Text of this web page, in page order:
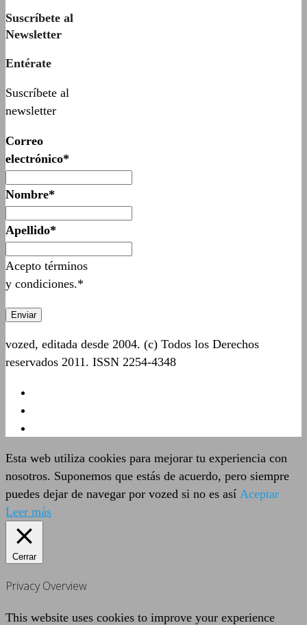
Suscríbete al
Newsletter
Entérate
Suscríbete al
newsletter
Correo
electrónico*
Nombre*
Apellido*
Acepto términos
y condiciones.*
vozed, editada desde 2004. (c) Todos los Derechos
reservados 2011. ISSN 2254-4348
Esta web utiliza cookies para mejorar tu experiencia con
nosotros. Suponemos que estás de acuerdo, pero siempre
puedes dejar de navegar por vozed si no es así Aceptar
Leer más
Cerrar
Privacy Overview
This website uses cookies to improve your experience